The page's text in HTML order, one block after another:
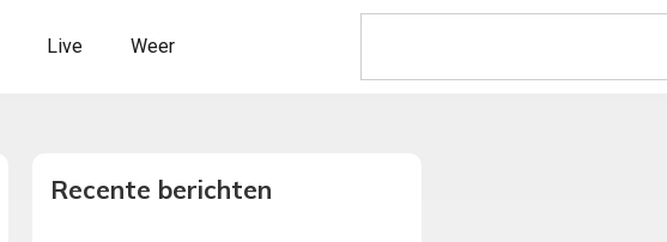
Live Weer
Recente berichten